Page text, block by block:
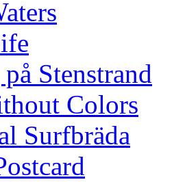
Stenstrand
Colors
Surfbräda